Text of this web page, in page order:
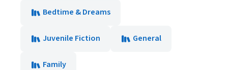
Bedtime & Dreams
Juvenile Fiction General
Family